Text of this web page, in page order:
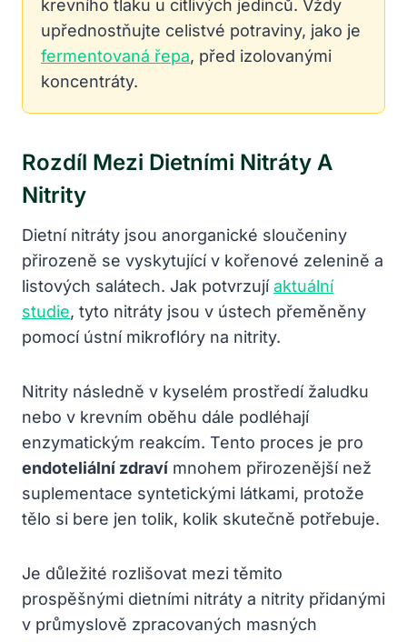
krevního tlaku u citlivých jedinců. Vždy
upřednostňujte celistvé potraviny, jako je
fermentovaná řepa, před izolovanými
koncentráty.
Rozdíl Mezi Dietními Nitráty A
Nitrity
Dietní nitráty jsou anorganické sloučeniny
přirozeně se vyskytující v kořenové zelenině a
listových salátech. Jak potvrzujíaktuální
studie, tyto nitráty jsou v ústech přeměněny
pomocí ústní mikroflóry na nitrity.
Nitrity následně v kyselém prostředí žaludku
nebo v krevním oběhu dále podléhají
enzymatickým reakcím. Tento proces je pro
endoteliální zdraví mnohem přirozenější než
suplementace syntetickými látkami, protože
tělo si bere jen tolik, kolik skutečně potřebuje.
Je důležité rozlišovat mezi těmito
prospěšnými dietními nitráty a nitrity přidanými
v průmyslově zpracovaných masných